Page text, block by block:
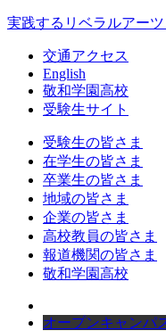
実践するリベラルアー
交通アクセス
English
敬和学園高校
受験生サイト
受験生の皆さま
在学生の皆さま
卒業生の皆さま
地域の皆さま
企業の皆さま
高校教員の皆さま
報道機関の皆さま
敬和学園高校
オープンキャンパ